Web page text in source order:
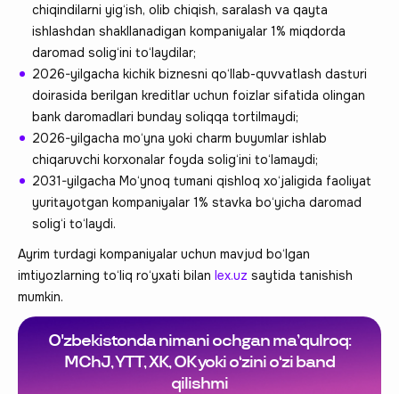
chiqindilarni yig‘ish, olib chiqish, saralash va qayta
ishlashdan shakllanadigan kompaniyalar 1% miqdorda
daromad solig‘ini to‘laydilar;
2026-yilgacha kichik biznesni qo‘llab-quvvatlash dasturi
doirasida berilgan kreditlar uchun foizlar sifatida olingan
bank daromadlari bunday soliqqa tortilmaydi;
2026-yilgacha mo‘yna yoki charm buyumlar ishlab
chiqaruvchi korxonalar foyda solig‘ini to‘lamaydi;
2031-yilgacha Mo‘ynoq tumani qishloq xo‘jaligida faoliyat
yuritayotgan kompaniyalar 1% stavka bo‘yicha daromad
solig‘i to‘laydi.
Ayrim turdagi kompaniyalar uchun mavjud bo‘lgan
imtiyozlarning to‘liq ro‘yxati bilan lex.uz saytida tanishish
mumkin.
O'zbekistonda nimani ochgan ma’qulroq:
MChJ, YTT, XK, OK yoki o‘zini o‘zi band
qilishmi